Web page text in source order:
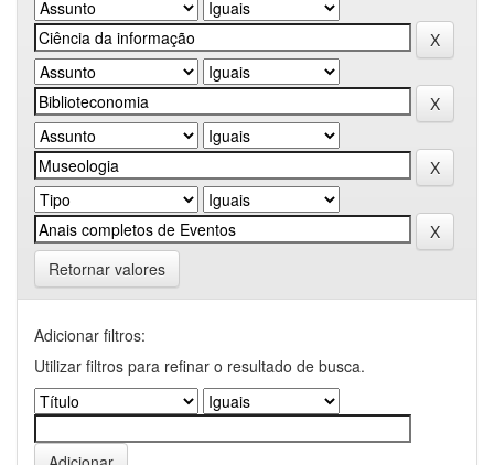
Retornar valores
Adicionar filtros:
Utilizar filtros para refinar o resultado de busca.